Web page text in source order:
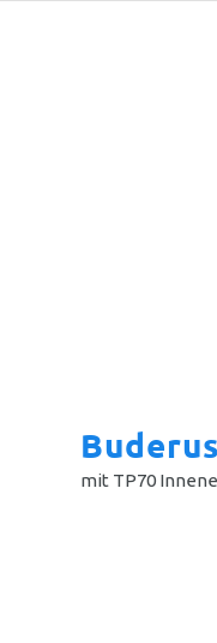
mit TP70